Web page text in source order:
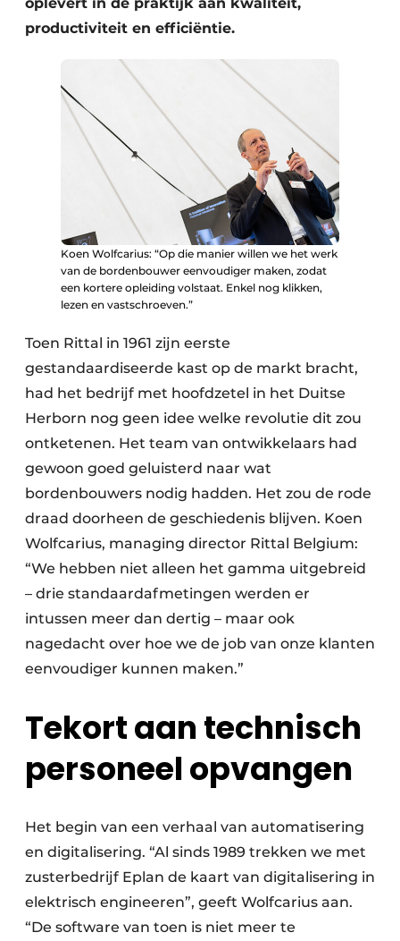
productiviteit en efficiëntie.
Koen Wolfcarius: “Op die manier willen we het werk
van de bordenbouwer eenvoudiger maken, zodat
een kortere opleiding volstaat. Enkel nog klikken,
lezen en vastschroeven.”
Toen Rittal in 1961 zijn eerste
gestandaardiseerde kast op de markt bracht,
had het bedrijf met hoofdzetel in het Duitse
Herborn nog geen idee welke revolutie dit zou
ontketenen. Het team van ontwikkelaars had
gewoon goed geluisterd naar wat
bordenbouwers nodig hadden. Het zou de rode
draad doorheen de geschiedenis blijven. Koen
Wolfcarius, managing director Rittal Belgium:
“We hebben niet alleen het gamma uitgebreid
– drie standaardafmetingen werden er
intussen meer dan dertig – maar ook
nagedacht over hoe we de job van onze klanten
eenvoudiger kunnen maken.”
Tekort aan technisch
personeel opvangen
Het begin van een verhaal van automatisering
en digitalisering. “Al sinds 1989 trekken we met
zusterbedrijf Eplan de kaart van digitalisering in
elektrisch engineeren”, geeft Wolfcarius aan.
“De software van toen is niet meer te